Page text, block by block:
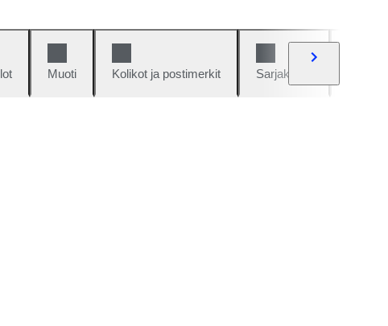
Muoti Kolikot ja postimerkit Sarjakuvat